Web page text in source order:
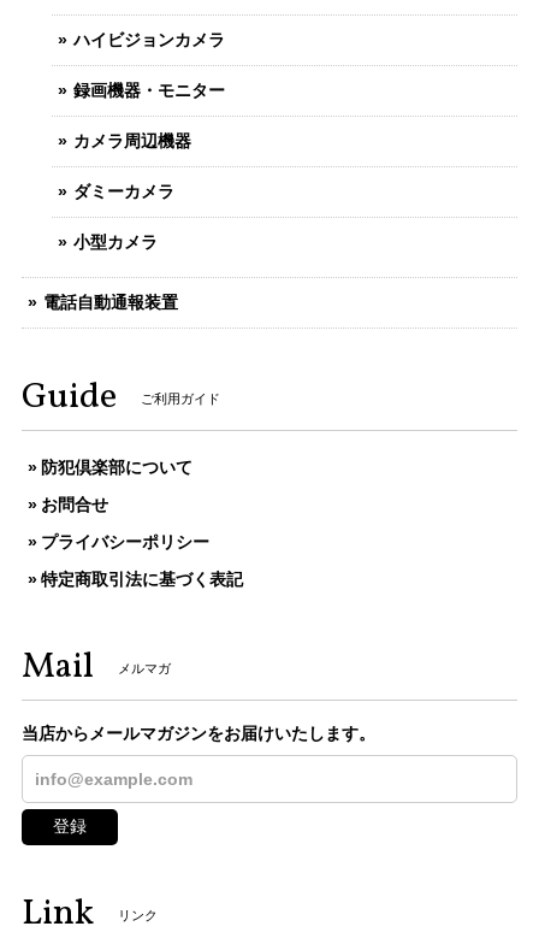
ハイビジョンカメラ
録画機器・モニター
カメラ周辺機器
ダミーカメラ
小型カメラ
電話自動通報装置
Guide ご利用ガイド
防犯倶楽部について
お問合せ
プライバシーポリシー
特定商取引法に基づく表記
Mail メルマガ
当店からメールマガジンをお届けいたします。
登録
Link リンク